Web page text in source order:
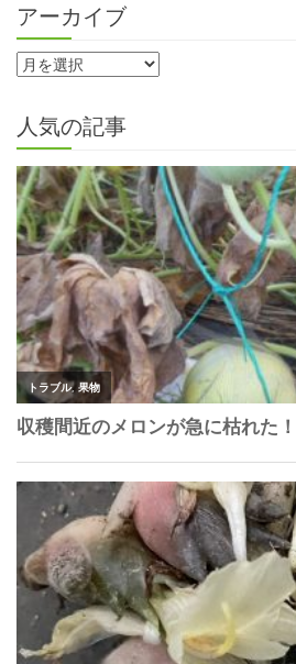
アーカイブ
人気の記事